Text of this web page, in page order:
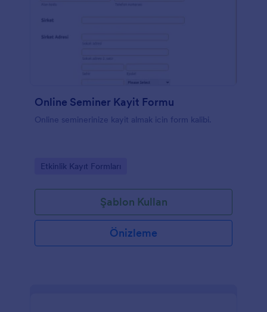
Online Seminer Kayit Formu
Online seminerinize kayit almak icin form kalibi.
Go to Category:
Etkinlik Kayıt Formları
Şablon Kullan
Önizleme